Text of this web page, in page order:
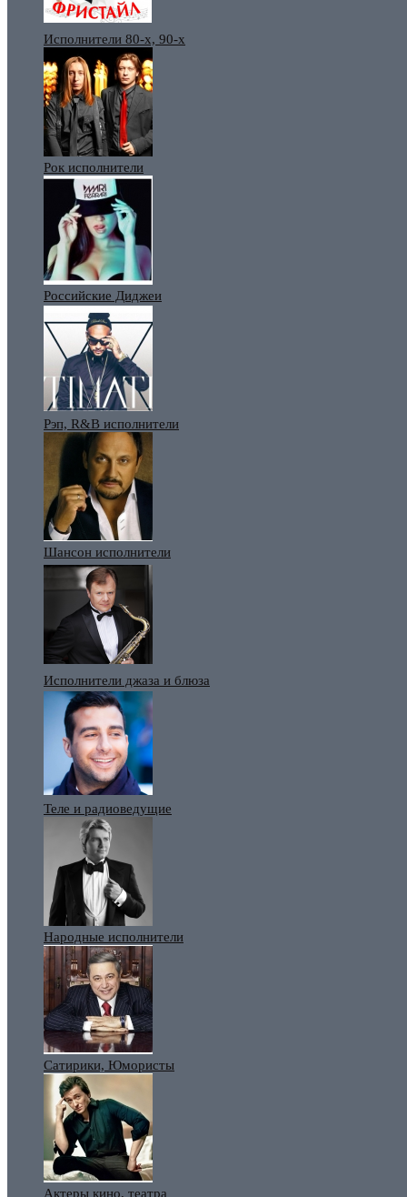
Исполнители 80-х, 90-х
Рок исполнители
Российские Диджеи
Рэп, R&B исполнители
Шансон исполнители
Исполнители джаза и блюза
Теле и радиоведущие
Народные исполнители
Сатирики, Юмористы
Актеры кино, театра